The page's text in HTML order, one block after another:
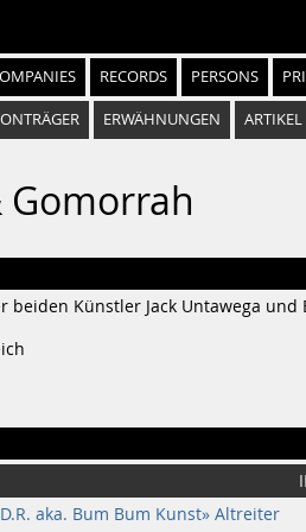
RECORDS PERSONS
ERWÄHNUNGEN ARTIKEL
Gomorrah
beiden Künstler Jack Untawega und
aka. Bum Bum Kunst» Altreiter